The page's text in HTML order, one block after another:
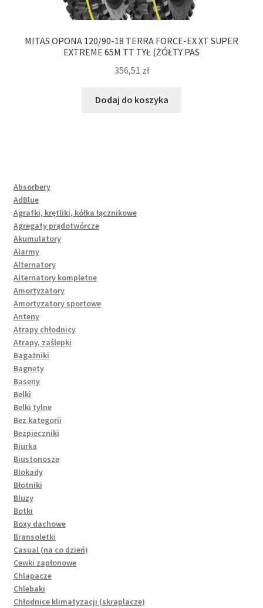
MITAS OPONA 120/90-18 TERRA FORCE-EX XT SUPER
EXTREME 65M TT TYŁ (ŻÓŁTY PAS
356,51 zł
Dodaj do koszyka
Absorbery
AdBlue
Agrafki, krętliki, kółka łącznikowe
Agregaty prądotwórcze
Akumulatory
Alarmy
Alternatory
Alternatory kompletne
Amortyzatory
Amortyzatory sportowe
Anteny
Atrapy chłodnicy
Atrapy, zaślepki
Bagażniki
Bagnety
Baseny
Belki
Belki tylne
Bez kategorii
Bezpieczniki
Biurka
Biustonosze
Blokady
Błotniki
Bluzy
Botki
Boxy dachowe
Bransoletki
Casual (na co dzień)
Cewki zapłonowe
Chlapacze
Chlebaki
Chłodnice klimatyzacji (skraplacze)